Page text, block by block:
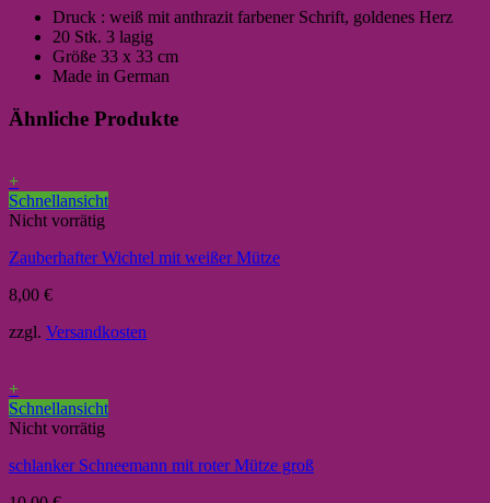
Druck : weiß mit anthrazit farbener Schrift, goldenes Herz
20 Stk. 3 lagig
Größe 33 x 33 cm
Made in German
Ähnliche Produkte
+
Schnellansicht
Nicht vorrätig
Zauberhafter Wichtel mit weißer Mütze
8,00 €
zzgl. Versandkosten
+
Schnellansicht
Nicht vorrätig
schlanker Schneemann mit roter Mütze groß